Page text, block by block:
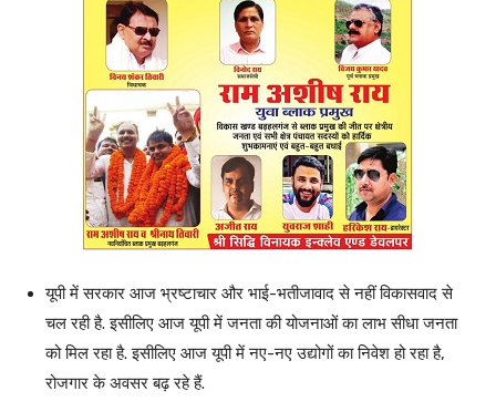
यूपी में सरकार आज भ्रष्टाचार और भाई-भतीजावाद से नहीं विकासवाद से
चल रही है. इसीलिए आज यूपी में जनता की योजनाओं का लाभ सीधा जनता
को मिल रहा है. इसीलिए आज यूपी में नए-नए उद्योगों का निवेश हो रहा है,
रोजगार के अवसर बढ़ रहे हैं.